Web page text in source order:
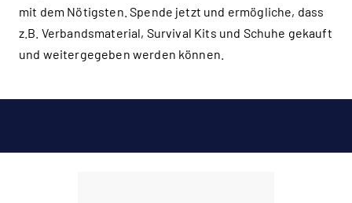
mit dem Nötigsten. Spende jetzt und ermögliche, dass
z.B. Verbandsmaterial, Survival Kits und Schuhe gekauft
und weitergegeben werden können.